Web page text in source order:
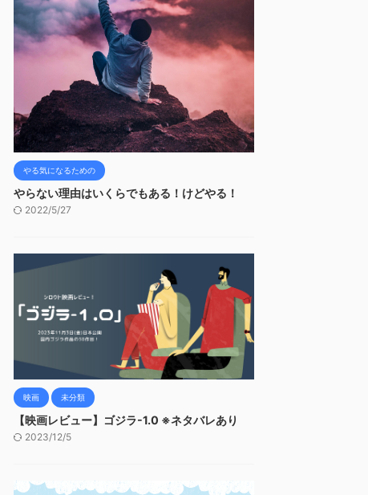
やる気になるための
やらない理由はいくらでもある！けどやる！
2022/5/27
映画 未分類
【映画レビュー】ゴジラ-1.0 ※ネタバレあり
2023/12/5